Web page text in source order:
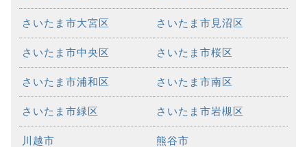
さいたま市大宮区 さいたま市見沼区
さいたま市中央区 さいたま市桜区
さいたま市浦和区 さいたま市南区
さいたま市緑区 さいたま市岩槻区
川越市 熊谷市